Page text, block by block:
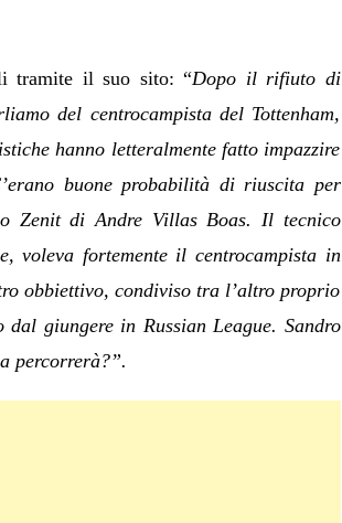
tramite il suo sito: “Dopo il rifiuto di
del centrocampista del Tottenham,
hanno letteralmente fatto impazzire
buone probabilità di riuscita per
Zenit di Andre Villas Boas. Il tecnico
voleva fortemente il centrocampista in
obbiettivo, condiviso tra l’altro proprio
giungere in Russian League. Sandro
percorrerà?”.